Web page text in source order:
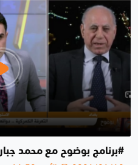
#برنامج بوضوح مع محمد جبار21-2-2019